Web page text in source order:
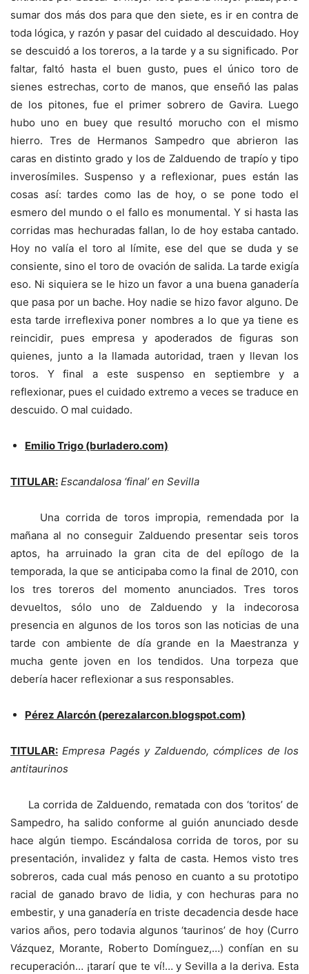
sumar dos más dos para que den siete, es ir en contra de
toda lógica, y razón y pasar del cuidado al descuidado. Hoy
se descuidó a los toreros, a la tarde y a su significado. Por
faltar, faltó hasta el buen gusto, pues el único toro de
sienes estrechas, corto de manos, que enseñó las palas
de los pitones, fue el primer sobrero de Gavira. Luego
hubo uno en buey que resultó morucho con el mismo
hierro. Tres de Hermanos Sampedro que abrieron las
caras en distinto grado y los de Zalduendo de trapío y tipo
inverosímiles. Suspenso y a reflexionar, pues están las
cosas así: tardes como las de hoy, o se pone todo el
esmero del mundo o el fallo es monumental. Y si hasta las
corridas mas hechuradas fallan, lo de hoy estaba cantado.
Hoy no valía el toro al límite, ese del que se duda y se
consiente, sino el toro de ovación de salida. La tarde exigía
eso. Ni siquiera se le hizo un favor a una buena ganadería
que pasa por un bache. Hoy nadie se hizo favor alguno. De
esta tarde irreflexiva poner nombres a lo que ya tiene es
reincidir, pues empresa y apoderados de figuras son
quienes, junto a la llamada autoridad, traen y llevan los
toros. Y final a este suspenso en septiembre y a
reflexionar, pues el cuidado extremo a veces se traduce en
descuido. O mal cuidado.
Emilio Trigo (burladero.com)
TITULAR: Escandalosa ‘final’ en Sevilla
Una corrida de toros impropia, remendada por la
mañana al no conseguir Zalduendo presentar seis toros
aptos, ha arruinado la gran cita de del epílogo de la
temporada, la que se anticipaba como la final de 2010, con
los tres toreros del momento anunciados. Tres toros
devueltos, sólo uno de Zalduendo y la indecorosa
presencia en algunos de los toros son las noticias de una
tarde con ambiente de día grande en la Maestranza y
mucha gente joven en los tendidos. Una torpeza que
debería hacer reflexionar a sus responsables.
Pérez Alarcón (perezalarcon.blogspot.com)
TITULAR: Empresa Pagés y Zalduendo, cómplices de los
antitaurinos
La corrida de Zalduendo, rematada con dos ‘toritos’ de
Sampedro, ha salido conforme al guión anunciado desde
hace algún tiempo. Escándalosa corrida de toros, por su
presentación, invalidez y falta de casta. Hemos visto tres
sobreros, cada cual más penoso en cuanto a su prototipo
racial de ganado bravo de lidia, y con hechuras para no
embestir, y una ganadería en triste decadencia desde hace
varios años, pero todavia algunos ‘taurinos’ de hoy (Curro
Vázquez, Morante, Roberto Domínguez,…) confían en su
recuperación… ¡tararí que te ví!… y Sevilla a la deriva. Esta